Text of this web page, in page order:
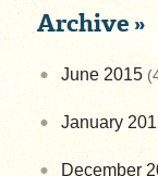
Archive »
June 2015
January
December